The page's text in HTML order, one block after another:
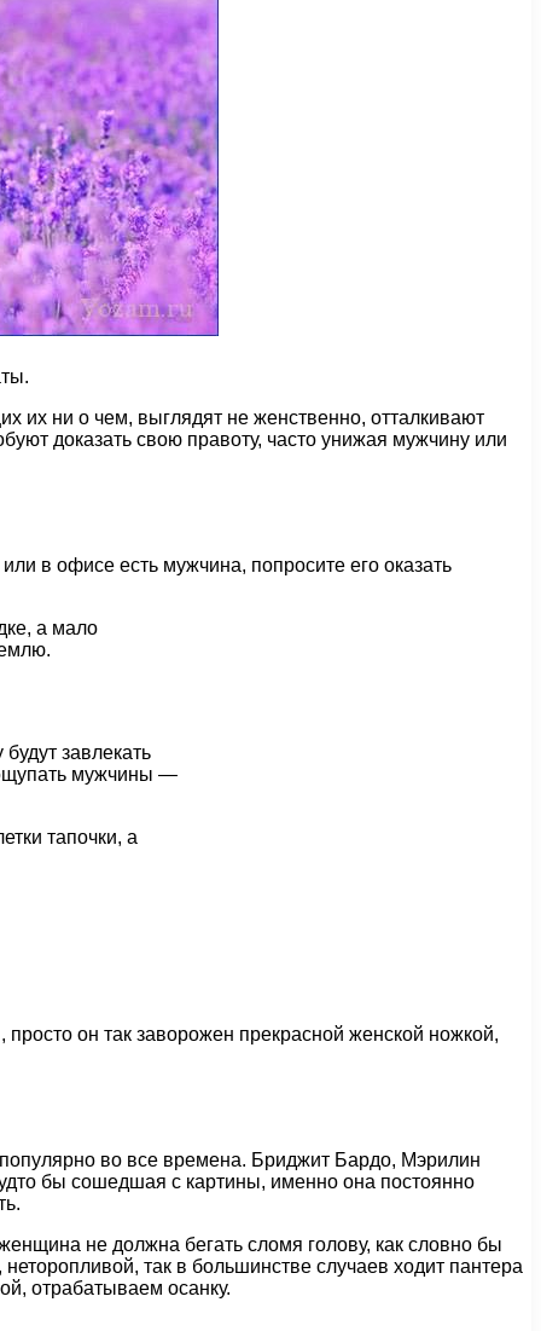
их ни о чем, выглядят не женственно, отталкивают
доказать свою правоту, часто унижая мужчину или
в офисе есть мужчина, попросите его оказать
а мало
завлекать
мужчины —
тапочки, а
он так заворожен прекрасной женской ножкой,
во все времена. Бриджит Бардо, Мэрилин
бы сошедшая с картины, именно она постоянно
не должна бегать сломя голову, как словно бы
так в большинстве случаев ходит пантера
отрабатываем осанку.